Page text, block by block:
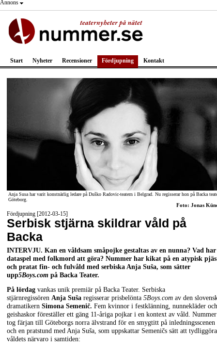
Annons
Start Nyheter Recensioner Fördjupning Kontakt
Anja Susa har varit konstnärlig ledare på Duško Radovic-teatern i Belgrad. Nu regisserar hon på Backa
Göteborg.
Foto: Jonas
Fördjupning [2012-03-15]
Serbisk stjärna skildrar våld på
Backa
INTERVJU. Kan en våldsam småpojke gestaltas av en nunna? Vad har
dataspel med folkmord att göra? Nummer har kikat på en atypisk pjäs
och pratat fin- och fulvåld med serbiska Anja Suša, som sätter
upp5Boys.com på Backa Teater.
På lördag vankas unik premiär på Backa Teater. Serbiska
stjärnregissören Anja Suša regisserar prisbelönta 5Boys.com av den
dramatikern Simona Semenič. Fem kvinnor i festklänning, nunnekläder och
geishaskor föreställer ett gäng 11-åriga pojkar i en kontext av våld. Nummer
tog färjan till Göteborgs norra älvstrand för en smygtitt på inledningsscenen
och en pratstund med Anja Suša, som uppskattar Semeničs sätt att tydliggöra
våldets närvaro i samtiden: